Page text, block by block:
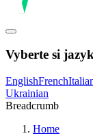
Vyberte si jazyk
EnglishFrench
Ukrainian
Breadcrumb
Home